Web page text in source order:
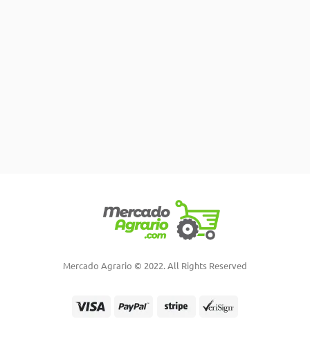
Mercado Agrario © 2022. All Rights Reserved